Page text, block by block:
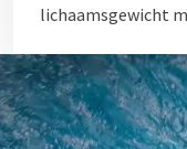
lichaamsgewicht